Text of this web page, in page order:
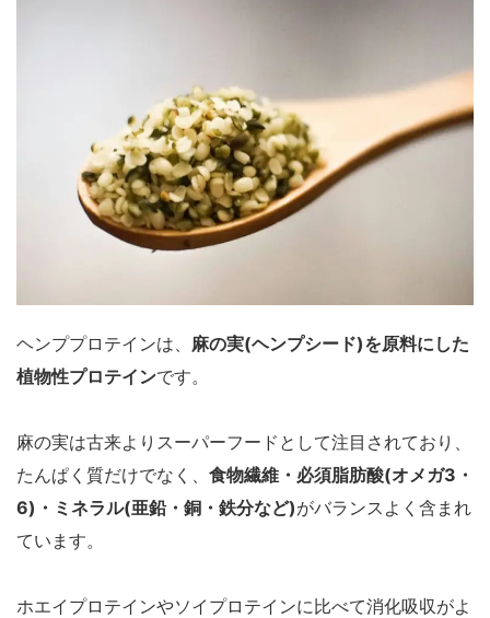
ヘンププロテインは、 麻の実(ヘンプシード)を原料にした
植物性プロテインです。
麻の実は古来よりスーパーフードとして注目されており、
たんぱく質だけでなく、 食物繊維・必須脂肪酸(オメガ3・
6)・ミネラル(亜鉛・銅・鉄分など)がバランスよく含まれ
ています。
ホエイプロテインやソイプロテインに比べて消化吸収がよ